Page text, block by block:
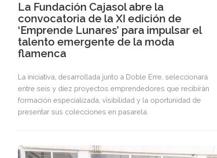
La Fundación Cajasol abre la
convocatoria de la XI edición de
‘Emprende Lunares’ para impulsar el
talento emergente de la moda
flamenca
La iniciativa, desarrollada junto a Doble Erre, seleccionará
entre seis y diez proyectos emprendedores que recibirán
formación especializada, visibilidad y la oportunidad de
presentar sus colecciones en pasarela.